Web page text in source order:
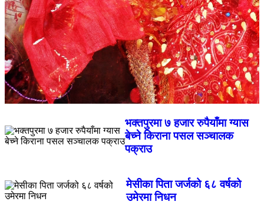
भक्तपुरमा ७ हजार रुपैयाँमा ग्यास
बेच्ने किराना पसल सञ्चालक
पक्राउ
मेसीका पिता जर्जको ६८ वर्षको
उमेरमा निधन